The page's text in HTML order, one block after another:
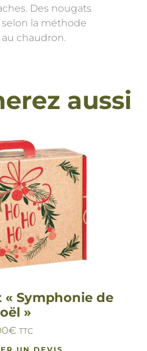
Des nougats
la méthode
chaudron.
aussi
« Symphonie de
»
€ TTC